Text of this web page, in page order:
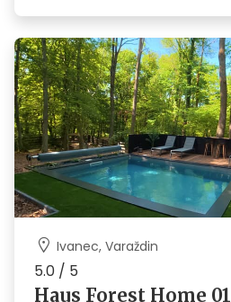
Ivanec, Varaždin
5.0 / 5
Haus Forest Home 01